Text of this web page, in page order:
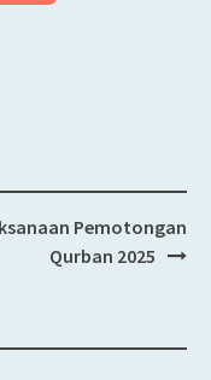
Pemotongan
Qurban 2025